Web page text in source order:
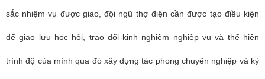
sắc nhiệm vụ được giao, đội ngũ thợ điện cần được tạo điều kiện
để giao lưu học hỏi, trao đổi kinh nghiệm nghiệp vụ và thể hiện
trình độ của mình qua đó xây dựng tác phong chuyên nghiệp và kỷ